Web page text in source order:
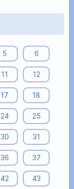
5 6
11 12
17 18
24 25
30 31
36 37
42 43